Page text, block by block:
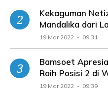
Kekaguman
Mandalika dari
19 Mar 2022 - 09:31
Bamsoet
Raih Posisi 2 di
19 Mar 2022 - 09:39